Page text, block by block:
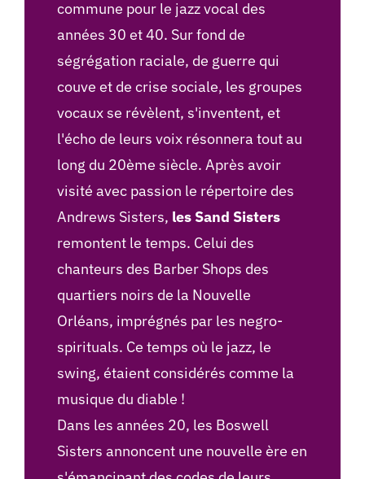
commune pour le jazz vocal des
années 30 et 40. Sur fond de
ségrégation raciale, de guerre qui
couve et de crise sociale, les groupes
vocaux se révèlent, s'inventent, et
l'écho de leurs voix résonnera tout au
long du 20ème siècle. Après avoir
visité avec passion le répertoire des
Andrews Sisters, les Sand Sisters
remontent le temps. Celui des
chanteurs des Barber Shops des
quartiers noirs de la Nouvelle
Orléans, imprégnés par les negro-
spirituals. Ce temps où le jazz, le
swing, étaient considérés comme la
musique du diable !
Dans les années 20, les Boswell
Sisters annoncent une nouvelle ère en